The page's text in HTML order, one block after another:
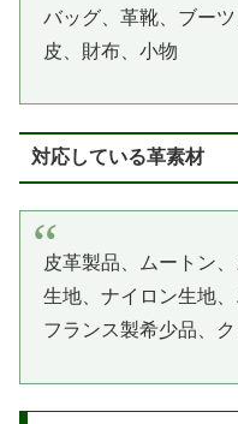
バッグ、革靴、ブー
皮、財布、小物
対応している革素材
皮革製品、ムートン
生地、ナイロン生地
フランス製希少品、